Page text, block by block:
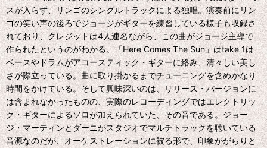
スが入らず、リンゴのシングルトラックによる独唱。演奏前にリン
ゴの笑い声の後ろでジョージがギターを練習している様子も収録さ
れており、クレジットは4人連名ながら、この曲がジョージ主導で
作られたというのがわかる。「Here Comes The Sun」はtake 1は
ベースやドラムがアコースティック・ギターに絡み、清々しい美し
さが際立っている。曲に取り掛かるまでチューニングを含めかなり
時間をかけている。そして興味深いのは、リリース・バージョンに
は含まれなかったものの、実際のレコーディングではエレクトリッ
ク・ギターによるソロが加えられていた、その音である。ジョー
ジ・マーティンとダーニがスタジオでマルチトラックを聴いている
音源なのだが、オーケストレーションに被る形で、印象ががらりと